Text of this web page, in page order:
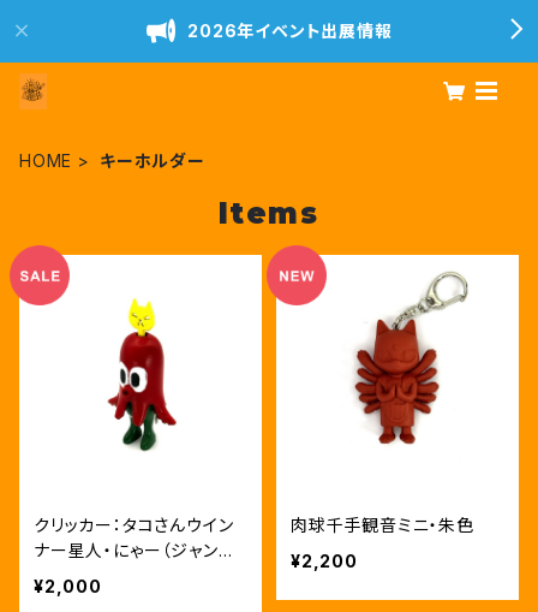
2026年イベント出展情報
HOME キーホルダー
Items
クリッカー：タコさんウイン
ナー星人・にゃー（ジャンク
品）
¥2,000
肉球千手観音ミニ・朱色
¥2,200